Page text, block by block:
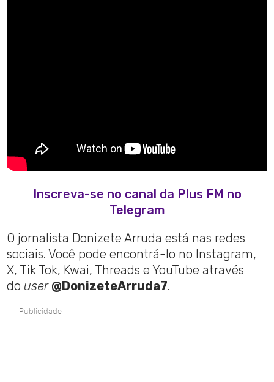
Inscreva-se no canal da Plus FM no
Telegram
O jornalista Donizete Arruda está nas redes
sociais. Você pode encontrá-lo no Instagram,
X, Tik Tok, Kwai, Threads e YouTube através
do user @DonizeteArruda7.
Publicidade